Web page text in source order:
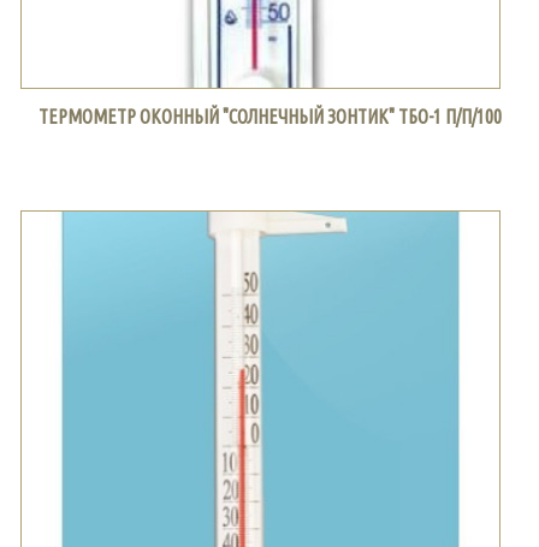
ТЕРМОМЕТР ОКОННЫЙ "СОЛНЕЧНЫЙ ЗОНТИК" ТБО-1 П/П/100